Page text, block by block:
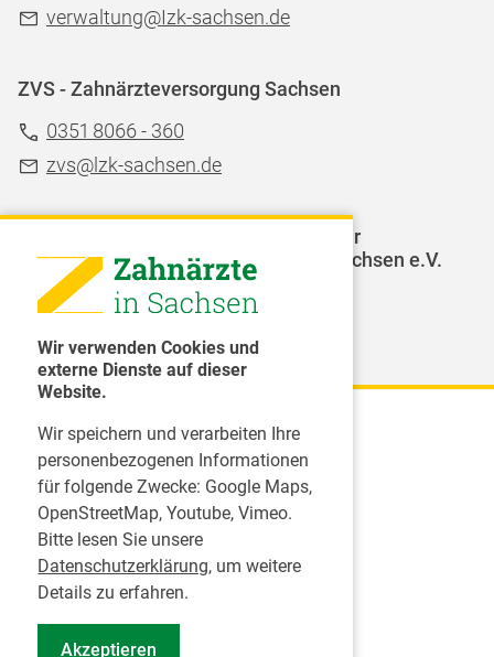
Wir verwenden Cookies und
externe Dienste auf dieser
Website.
Wir speichern und verarbeiten Ihre
personenbezogenen Informationen
für folgende Zwecke: Google Maps,
OpenStreetMap, Youtube, Vimeo.
Bitte lesen Sie unsere
Datenschutzerklärung, um weitere
Details zu erfahren.
Akzeptieren
verwaltung@Izk-sachsen.de
ZVS - Zahnärzteversorgung Sachsen
0351 8066 - 360
zvs@lzk-sachsen.de
LAGZ - Landesarbeitsgemeinschaft für
Jugendzahnpflege des Freistaates Sachsen e.V.
Karriere
Inserate
Praktikum in einer Zahnarztpraxis
Jobs im Zahnärztehaus
Presse
Pressemitteilungen